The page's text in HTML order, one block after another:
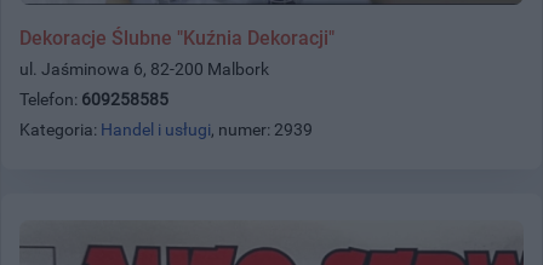
Dekoracje Ślubne "Kuźnia Dekoracji"
ul. Jaśminowa 6, 82-200 Malbork
Telefon: 609258585
Kategoria: Handel i usługi, numer: 2939